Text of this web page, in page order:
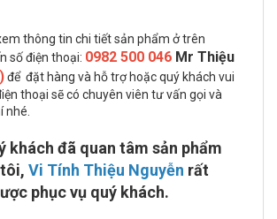
thông tin chi tiết sản phẩm ở trên
số điện thoại: 0982 500 046 Mr Thiệu
để đặt hàng và hỗ trợ hoặc quý khách vui
thoại sẽ có chuyên viên tư vấn gọi và
nhé.
khách đã quan tâm sản phẩm
Vi Tính Thiệu Nguyễn rất
phục vụ quý khách.